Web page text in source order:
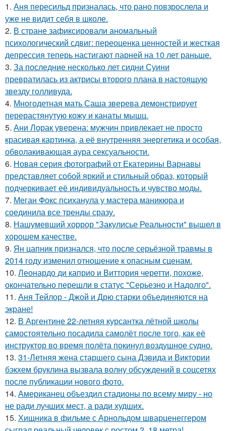
1. Аня пересильд призналась, что рано повзрослела и
уже не видит себя в школе.
2. В стране зафиксировали аномальный
психологический сдвиг: переоценка ценностей и жесткая
депрессия теперь настигают парней на 10 лет раньше.
3. За последние несколько лет сидни Суини
превратилась из актрисы второго плана в настоящую
звезду голливуда.
4. Многодетная мать Саша зверева демонстрирует
перерастянутую кожу и канаты мышц.
5. Ани Лорак уверена: мужчин привлекает не просто
красивая картинка, а её внутренняя энергетика и особая,
обволакивающая аура сексуальности.
6. Новая серия фотографий от Екатерины Варнавы
представляет собой яркий и стильный образ, который
подчеркивает её индивидуальность и чувство моды.
7. Меган Фокс психанула у мастера маникюра и
соединила все тренды сразу.
8. Нашумевший хоррор "Закулисье Реальности" вышел в
хорошем качестве.
9. Ян цапник признался, что после серьёзной травмы в
2014 году изменил отношение к опасным сценам.
10. Леонардо ди каприо и Виттория черетти, похоже,
окончательно перешли в статус "Серьезно и Надолго".
11. Аня Тейлор - Джой и Дрю старки объединяются на
экране!
12. В Аргентине 22-летняя курсантка лётной школы
самостоятельно посадила самолёт после того, как её
инструктор во время полёта покинул воздушное судно.
13. 31-Летняя жена старшего сына Дэвида и Виктории
бэкхем бруклина вызвала волну обсуждений в соцсетях
после публикации нового фото.
14. Американец объездил стадионы по всему миру - но
не ради лучших мест, а ради худших.
15. Хищника в фильме с Арнольдом шварценеггером